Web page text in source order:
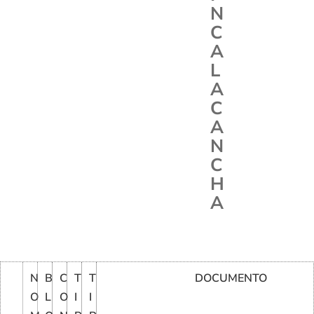
N
C
A
L
A
C
A
N
C
H
A
N
O
B
L
C
O
T
I
T
I
DOCUMENTO